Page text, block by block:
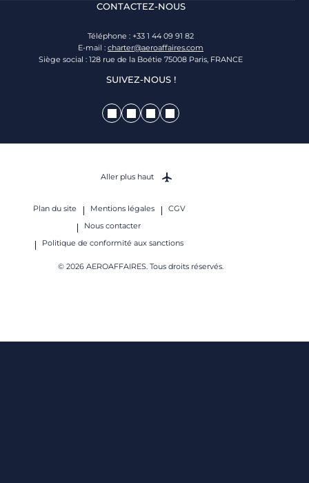
CONTACTEZ-NOUS
Téléphone : +33 1 44 09 91 82
E-mail : charter@aeroaffaires.com
Siège social : 128 rue de la Boétie 75008 Paris, FRANCE
SUIVEZ-NOUS !
Plan du site Mentions légales
CGV
Nous contacter
Politique de conformité aux sanctions
© 2026 AEROAFFAIRES. Tous droits réservés.
Aller plus haut